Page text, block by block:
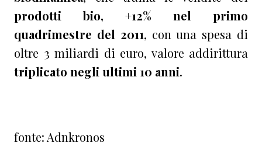
prodotti bio, +12% nel primo
quadrimestre del 2011, con una spesa di
oltre 3 miliardi di euro, valore addirittura
triplicato negli ultimi 10 anni.
fonte: Adnkronos